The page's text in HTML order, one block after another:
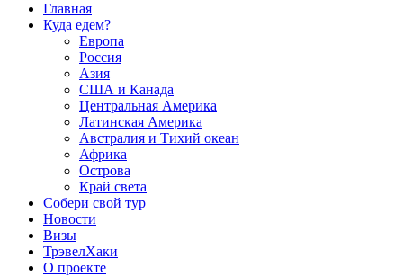
Главная
Куда едем?
Европа
Россия
Азия
США и Канада
Центральная Америка
Латинская Америка
Австралия и Тихий океан
Африка
Острова
Край света
Собери свой тур
Новости
Визы
ТрэвелХаки
О проекте